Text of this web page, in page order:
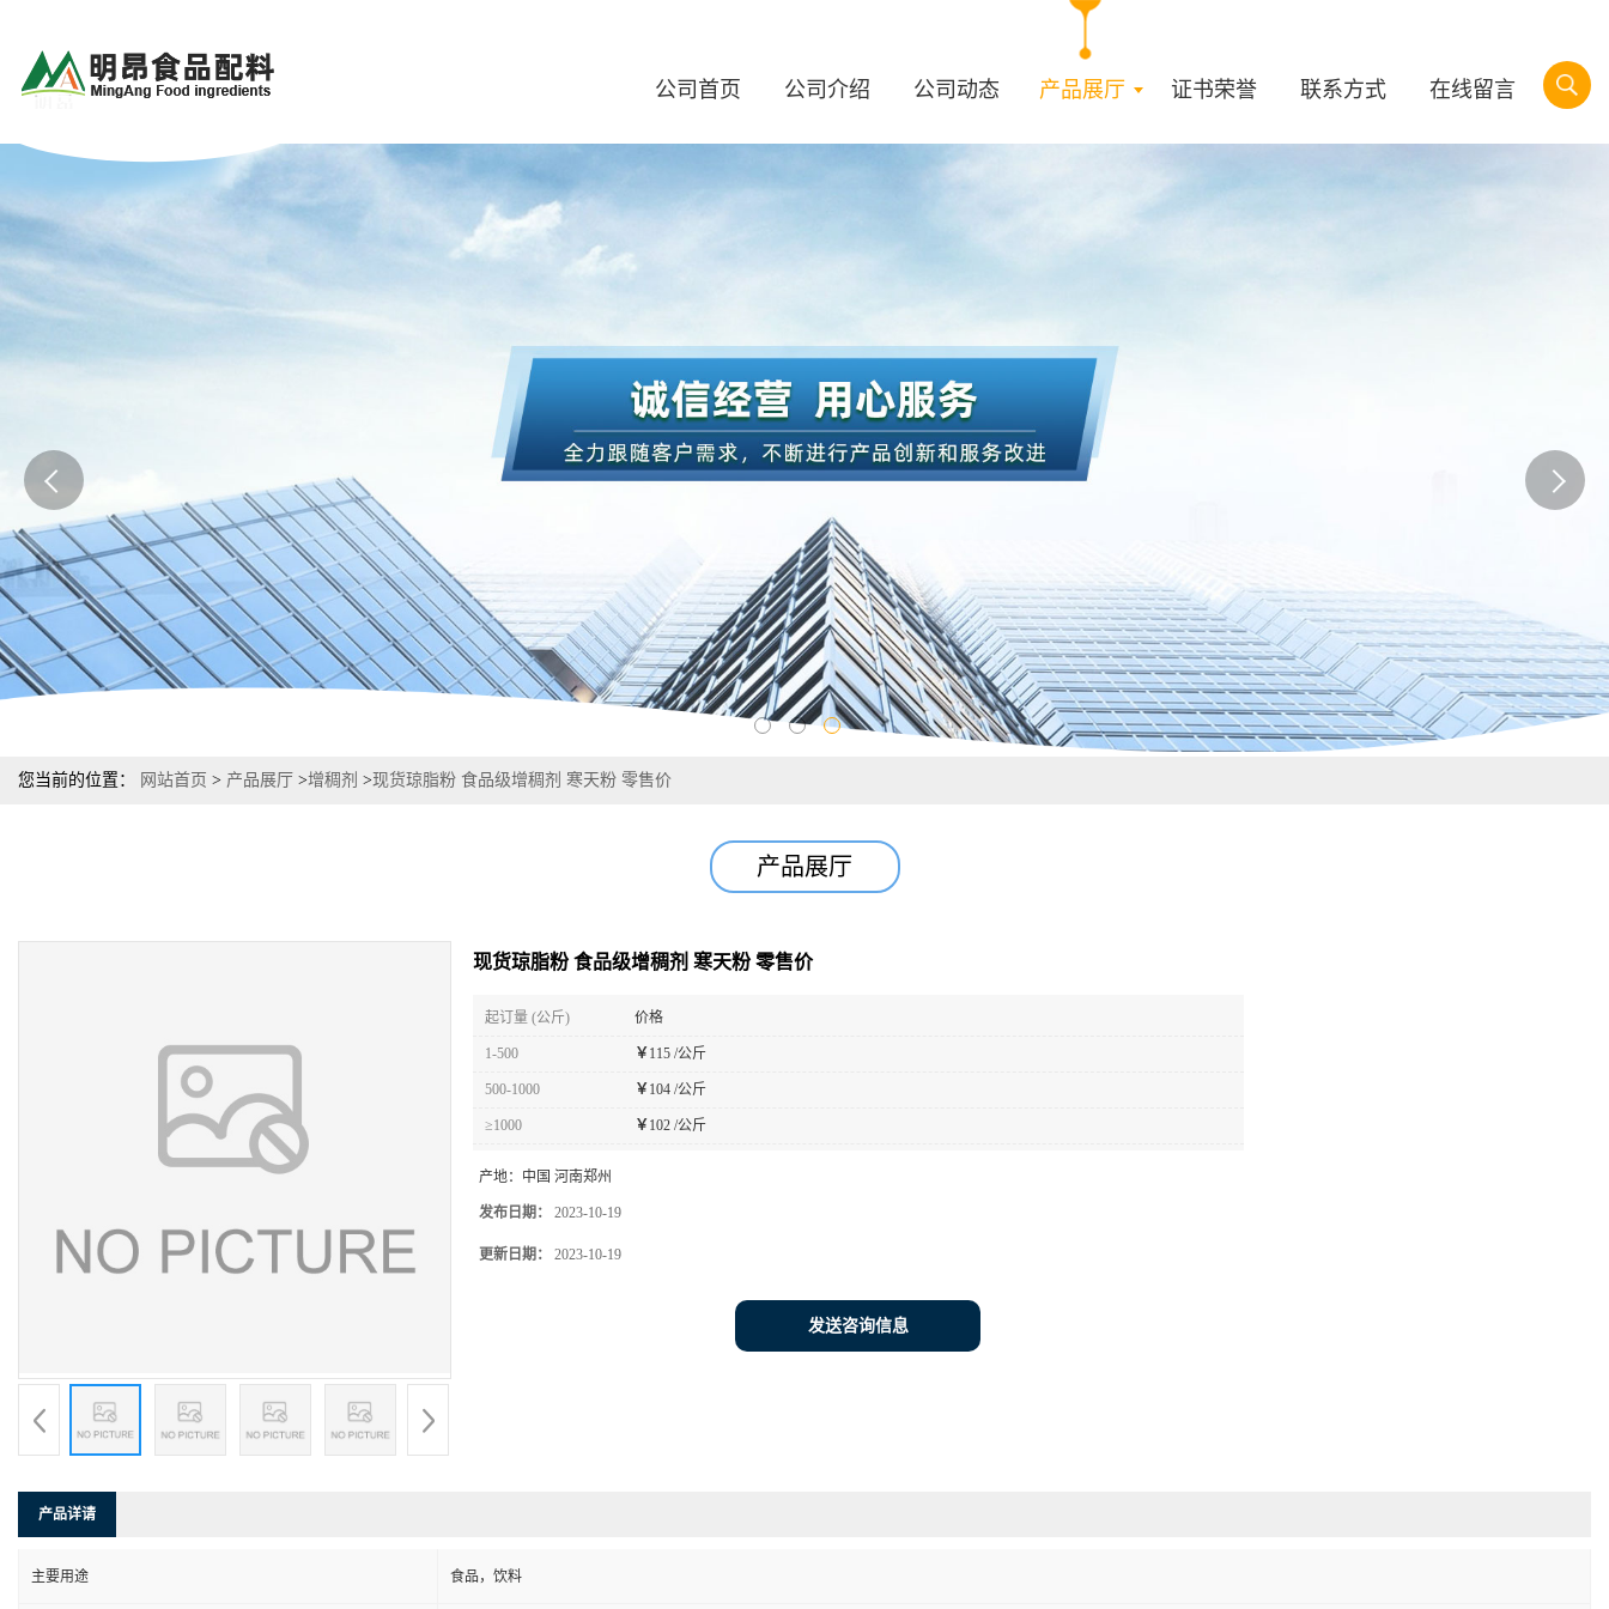
公司首页 公司介绍 公司动态 产品展厅 证书荣誉 联系方式 在线留言
您当前的位置： 网站首页 > 产品展厅 >增稠剂 >现货琼脂粉 食品级增稠剂 寒天粉 零售价
产品展厅
现货琼脂粉 食品级增稠剂 寒天粉 零售价
起订量 (公斤) 价格
1-500 ￥115 /公斤
500-1000 ￥104 /公斤
≥1000 ￥102 /公斤
产地： 中国 河南郑州
发布日期： 2023-10-19
更新日期： 2023-10-19
发送咨询信息
产品详请
主要用途 食品，饮料